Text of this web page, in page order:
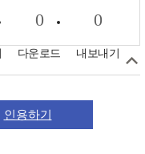
0
다운로드
0
내보내기
인용하기